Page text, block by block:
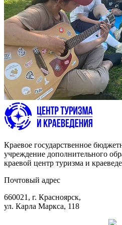
Краевое государственное
учреждение дополнительного
краевой центр туризма и
Почтовый адрес
660021, г. Красноярск,
ул. Карла Маркса, 118